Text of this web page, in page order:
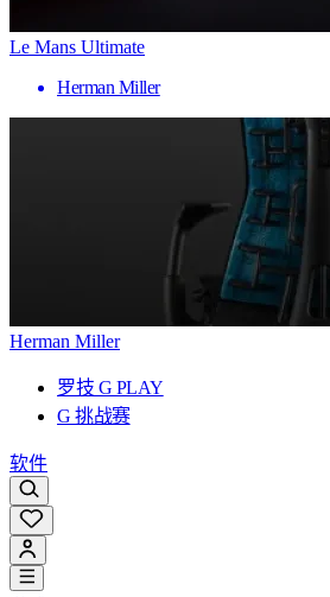
Le Mans Ultimate
Herman Miller
Herman Miller
罗技 G PLAY
G 挑战赛
软件